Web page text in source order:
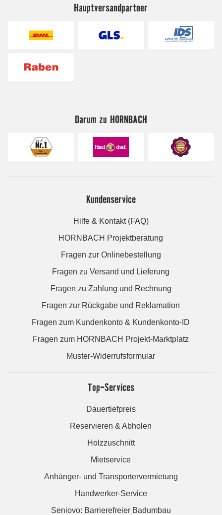
Hauptversandpartner
Darum zu HORNBACH
Kundenservice
Hilfe & Kontakt (FAQ)
HORNBACH Projektberatung
Fragen zur Onlinebestellung
Fragen zu Versand und Lieferung
Fragen zu Zahlung und Rechnung
Fragen zur Rückgabe und Reklamation
Fragen zum Kundenkonto & Kundenkonto-ID
Fragen zum HORNBACH Projekt-Marktplatz
Muster-Widerrufsformular
Top-Services
Dauertiefpreis
Reservieren & Abholen
Holzzuschnitt
Mietservice
Anhänger- und Transportervermietung
Handwerker-Service
Seniovo: Barrierefreier Badumbau